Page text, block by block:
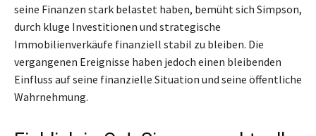
seine Finanzen stark belastet haben, bemüht sich Simpson,
durch kluge Investitionen und strategische
Immobilienverkäufe finanziell stabil zu bleiben. Die
vergangenen Ereignisse haben jedoch einen bleibenden
Einfluss auf seine finanzielle Situation und seine öffentliche
Wahrnehmung.